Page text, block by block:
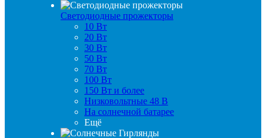
Светодиодные прожекторы
10 Вт
20 Вт
30 Вт
50 Вт
70 Вт
100 Вт
150 Вт и более
Низковольтные 48 В
На солнечной батарее
Ещё